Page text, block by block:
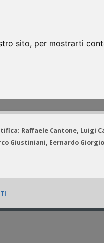
sito, per mostrarti
Raffaele Cantone, Luigi
Giustiniani, Bernardo